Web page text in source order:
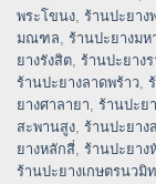
พระโขนง, ร้านปะยาง
มณฑล, ร้านปะยางมห
ยางรังสิต, ร้านปะยาง
ร้านปะยางลาดพร้าว,
ยางศาลายา, ร้านปะย
สะพานสูง, ร้านปะยาง
ยางหลักสี่, ร้านปะยาง
ร้านปะยางเกษตรนวมิ